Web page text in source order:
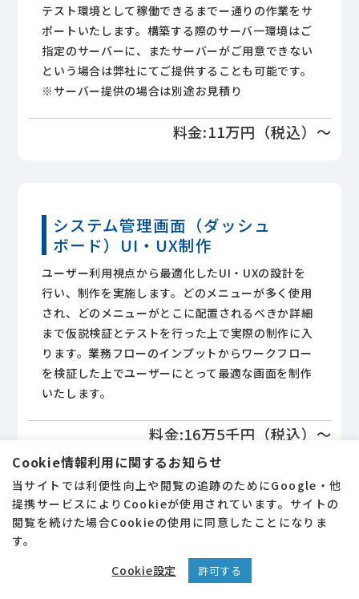
今スグ無料相談 メールフォーム
テスト環境として稼働できるまでー通りの作業をサ
ポートいたします。構築する際のサーバ一環境はご
指定のサーバーに、またサーバーがご用意できない
という場合は弊社にてご提供することも可能です。
※サーバー提供の場合は別途お見積り
料金:11万円（税込）～
システム管理画面（ダッシュ
ボード） UI・UX制作
ユーザー利用視点から最適化したUI・UXの設計を
行い、制作を実施します。どのメニューが多く使用
され、どのメニューがとこに配置されるべきか詳細
まで仮説検証とテストを行った上で実際の制作に入
ります。業務フローのインプットからワークフロー
を検証した上でユーザーにとって最適な画面を制作
いたします。
料金:16万5千円（税込）～
仕様解析サポート
稼働中のサービスや運用中のシステムの正確な仕様
がわからない、誰も詳しい仕様がわかっていないな
Cookie情報利用に関するお知らせ
当サイトでは利便性向上や閲覧の追跡のためにGoogle・他
提携サービスによりCookieが使用されています。サイトの
閲覧を続けた場合Cookieの使用に同意したことになりま
す。
Cookie設定
許可する